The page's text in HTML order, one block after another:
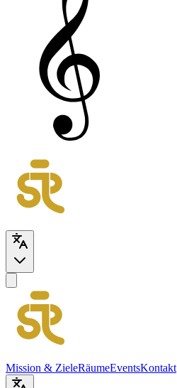
Mission & ZieleRäumeEventsKontakt